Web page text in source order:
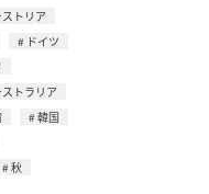
トリア
ドイツ
トラリア
韓国
秋